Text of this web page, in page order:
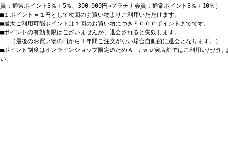
員：通常ポイント3％＋5％、300,000円→プラチナ会員：通常ポイント3％＋10％）
■１ポイント＝１円として次回のお買い物よりご利用いただけます。
■最大ご利用可能ポイントは１回のお買い物につき５０００ポイントまでです。
■ポイントの有効期限はございませんが、退会されると失効します。
（最後のお買い物の日から１年間ご注文がない場合自動的に退会となります。）
■ポイント制度はオンラインショップ限定のためＡ-ｔｗｏ実店舗ではご利用いただけ
い。